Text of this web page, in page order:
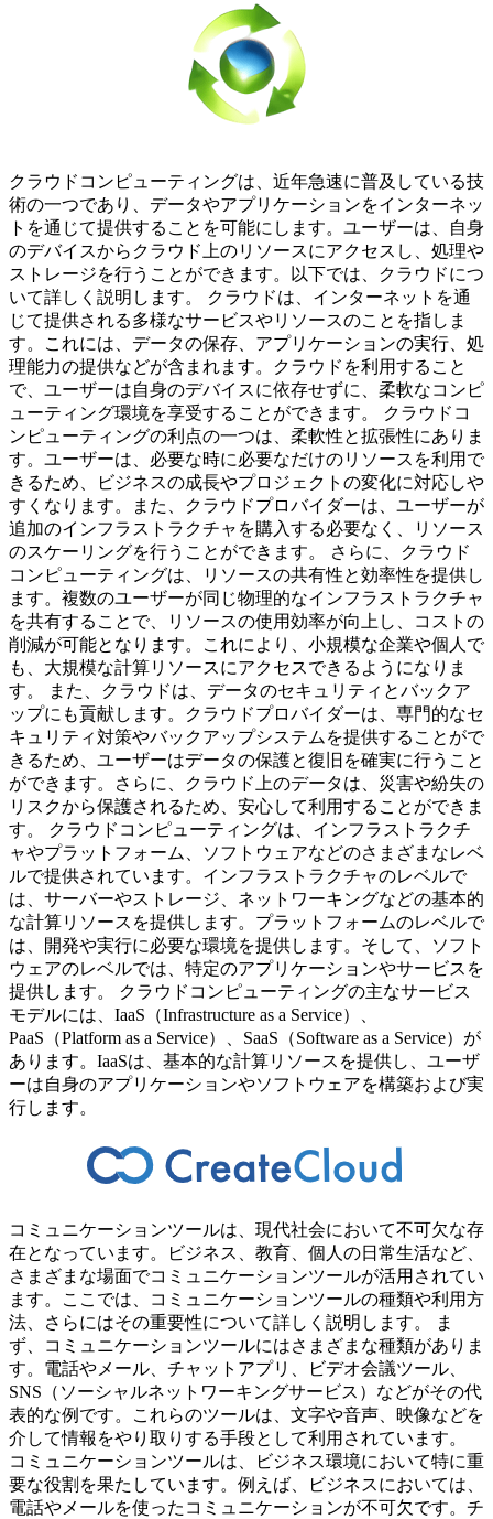
クラウドコンピューティングは、近年急速に普及している技
術の一つであり、データやアプリケーションをインターネッ
トを通じて提供することを可能にします。ユーザーは、自身
のデバイスからクラウド上のリソースにアクセスし、処理や
ストレージを行うことができます。以下では、クラウドにつ
いて詳しく説明します。 クラウドは、インターネットを通
じて提供される多様なサービスやリソースのことを指しま
す。これには、データの保存、アプリケーションの実行、処
理能力の提供などが含まれます。クラウドを利用すること
で、ユーザーは自身のデバイスに依存せずに、柔軟なコンピ
ューティング環境を享受することができます。 クラウドコ
ンピューティングの利点の一つは、柔軟性と拡張性にありま
す。ユーザーは、必要な時に必要なだけのリソースを利用で
きるため、ビジネスの成長やプロジェクトの変化に対応しや
すくなります。また、クラウドプロバイダーは、ユーザーが
追加のインフラストラクチャを購入する必要なく、リソース
のスケーリングを行うことができます。 さらに、クラウド
コンピューティングは、リソースの共有性と効率性を提供し
ます。複数のユーザーが同じ物理的なインフラストラクチャ
を共有することで、リソースの使用効率が向上し、コストの
削減が可能となります。これにより、小規模な企業や個人で
も、大規模な計算リソースにアクセスできるようになりま
す。 また、クラウドは、データのセキュリティとバックア
ップにも貢献します。クラウドプロバイダーは、専門的なセ
キュリティ対策やバックアップシステムを提供することがで
きるため、ユーザーはデータの保護と復旧を確実に行うこと
ができます。さらに、クラウド上のデータは、災害や紛失の
リスクから保護されるため、安心して利用することができま
す。 クラウドコンピューティングは、インフラストラクチ
ャやプラットフォーム、ソフトウェアなどのさまざまなレベ
ルで提供されています。インフラストラクチャのレベルで
は、サーバーやストレージ、ネットワーキングなどの基本的
な計算リソースを提供します。プラットフォームのレベルで
は、開発や実行に必要な環境を提供します。そして、ソフト
ウェアのレベルでは、特定のアプリケーションやサービスを
提供します。 クラウドコンピューティングの主なサービス
モデルには、IaaS（Infrastructure as a Service）、
PaaS（Platform as a Service）、SaaS（Software as a Service）が
あります。IaaSは、基本的な計算リソースを提供し、ユーザ
ーは自身のアプリケーションやソフトウェアを構築および実
行します。
コミュニケーションツールは、現代社会において不可欠な存
在となっています。ビジネス、教育、個人の日常生活など、
さまざまな場面でコミュニケーションツールが活用されてい
ます。ここでは、コミュニケーションツールの種類や利用方
法、さらにはその重要性について詳しく説明します。 ま
ず、コミュニケーションツールにはさまざまな種類がありま
す。電話やメール、チャットアプリ、ビデオ会議ツール、
SNS（ソーシャルネットワーキングサービス）などがその代
表的な例です。これらのツールは、文字や音声、映像などを
介して情報をやり取りする手段として利用されています。
コミュニケーションツールは、ビジネス環境において特に重
要な役割を果たしています。例えば、ビジネスにおいては、
電話やメールを使ったコミュニケーションが不可欠です。チ